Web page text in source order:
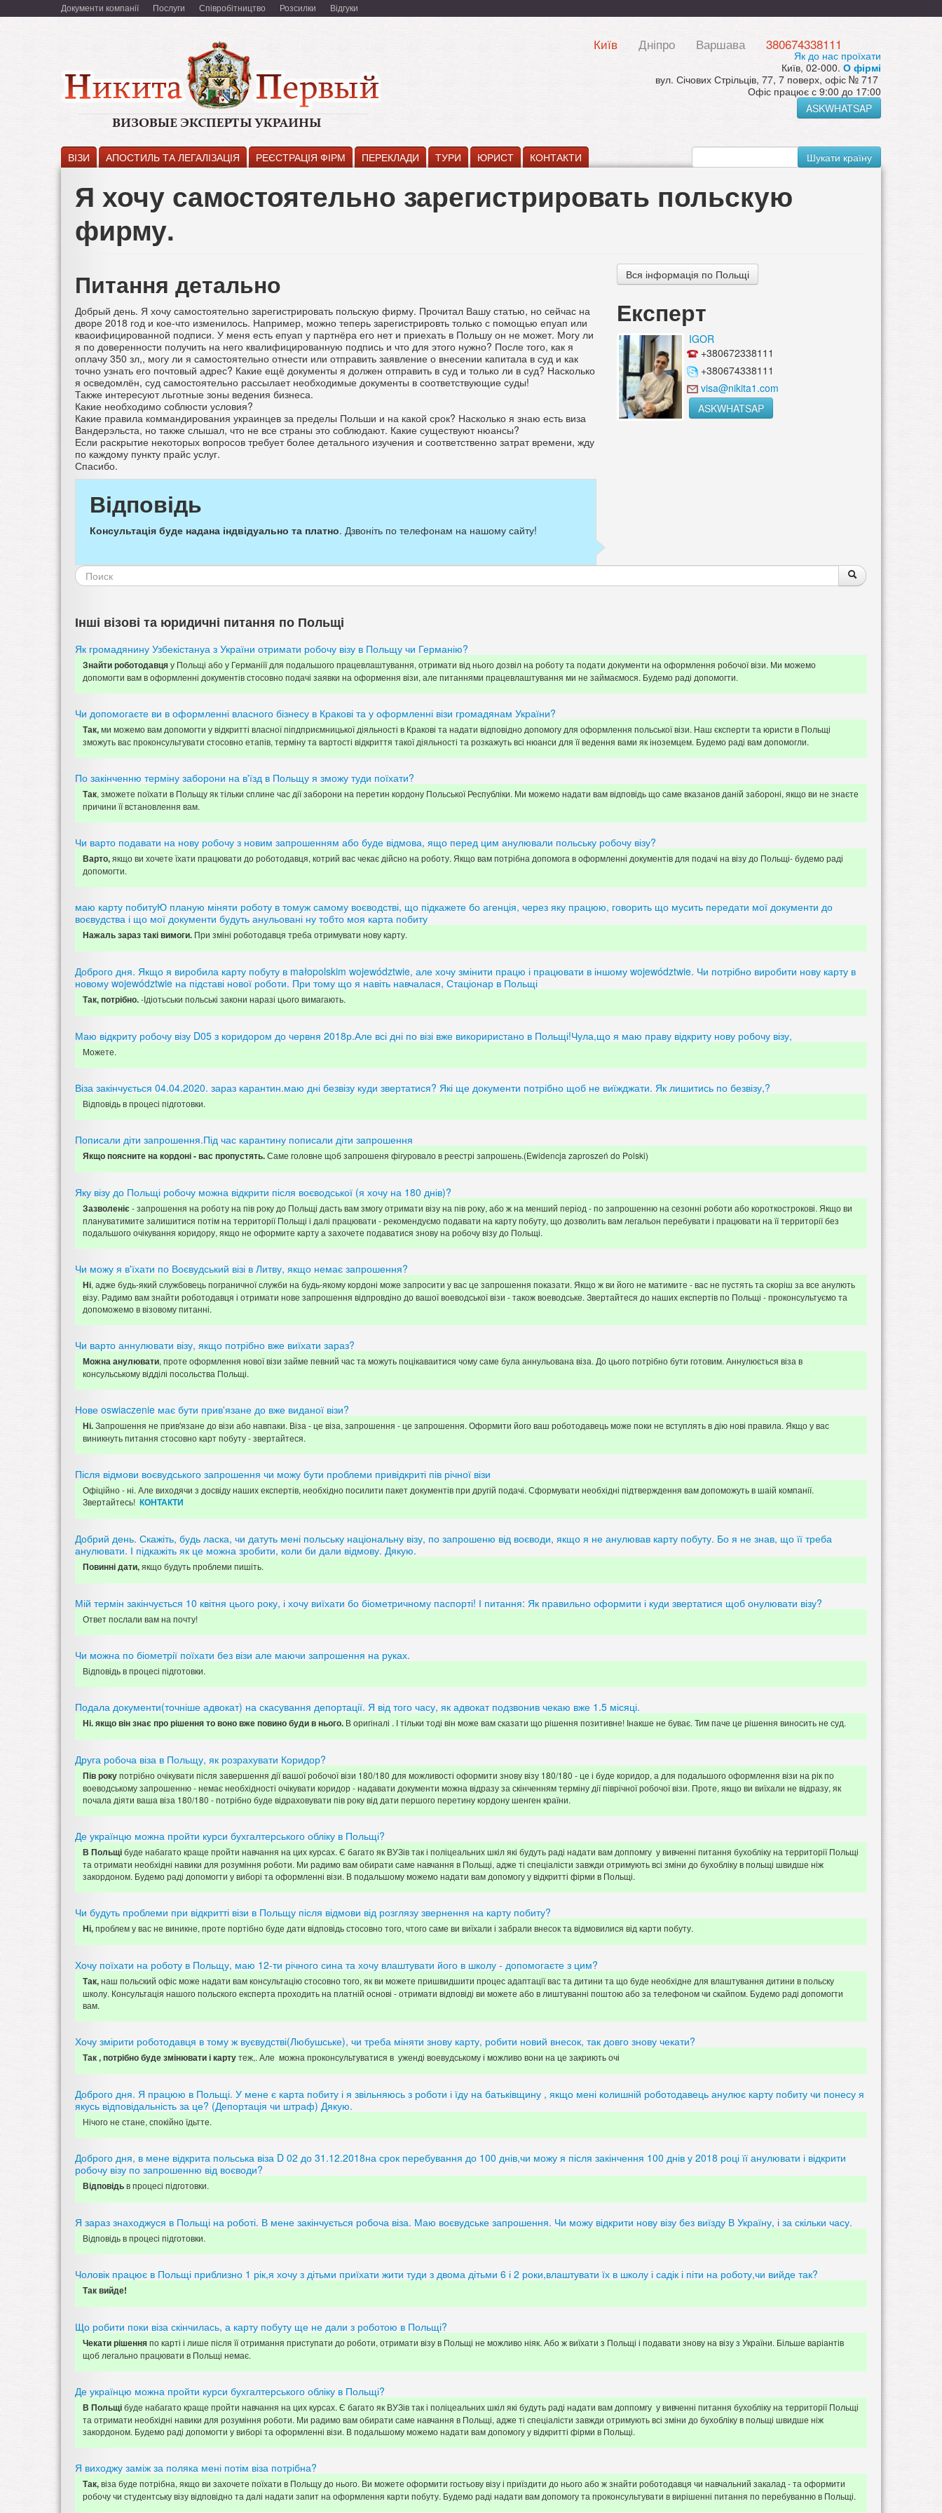
к
Документи компанії Послуги Співробітництво Розсилки Відгуки
Київ Дніпро Варшава 380674338111
Як до нас проїхати
Київ, 02-000. О фірмі
вул. Січових Стрільців, 77, 7 поверх, офіс № 717
Офіс працює с 9:00 до 17:00
ASKWHATSAP
ВІЗИ АПОСТИЛЬ ТА ЛЕГАЛІЗАЦІЯ РЕЄСТРАЦІЯ ФІРМ ПЕРЕКЛАДИ ТУРИ ЮРИСТ КОНТАКТИ Шукати країну
Я хочу самостоятельно зарегистрировать польскую
фирму.
Питання детально
Добрый день. Я хочу самостоятельно зарегистрировать польскую фирму. Прочитал Вашу статью, но сейчас на
дворе 2018 год и кое-что изменилось. Например, можно теперь зарегистрировть только с помощью епуап или
кваоифицированной подписи. У меня есть епуап у партнёра его нет и приехать в Польшу он не может. Могу ли
я по доверенности получить на него квалифицированную подпись и что для этого нужно? После того, как я
оплачу 350 зл,, могу ли я самостоятельно отнести или отправить заявление о внесении капитала в суд и как
точно узнать его почтовый адрес? Какие ещё документы я должен отправить в суд и только ли в суд? Насколько
я осведомлён, суд самостоятельно рассылает необходимые документы в соответствующие суды!
Также интересуют льготные зоны ведения бизнеса.
Какие необходимо соблюсти условия?
Какие правила коммандирования украинцев за пределы Польши и на какой срок? Насколько я знаю есть виза
Вандерэльста, но также слышал, что не все страны это соблюдают. Какие существуют нюансы?
Если раскрытие некоторых вопросов требует более детального изучения и соответственно затрат времени, жду
по каждому пункту прайс услуг.
Спасибо.
Відповідь
Консультація буде надана індвідуально та платно. Дзвоніть по телефонам на нашому сайту!
Вся інформація по Польщі
Експерт
IGOR
+380672338111
+380674338111
visa@nikita1.com
ASKWHATSAP
Форма
Поиск
Інші візові та юридичні питання по Польщі
Як громадянину Узбекістануа з України отримати робочу візу в Польщу чи Германію?
Знайти роботодавцяу Польщі або у Германіїї для подальшого працевлаштування, отримати від нього дозвіл на роботу та подати документи на оформлення робочої візи. Ми можемо
допомогти вам в оформленні документів стосовно подачі заявки на оформення візи, але питаннями працевлаштування ми не займаємося. Будемо раді допомогти.
Чи допомогаєте ви в оформленні власного бізнесу в Кракові та у оформленні візи громадянам України?
Так,ми можемо вам допомогти у відкритті власної піпдприємницької діяльності в Кракові та надати відповідно допомогу для оформлення польської візи. Наш єксперти та юристи в Польщі
зможуть вас проконсультувати стосовно етапів, терміну та вартості відкриття такої діяльності та розкажуть всі нюанси для її ведення вами як іноземцем. Будемо раді вам допомогли.
По закінченню терміну заборони на в'їзд в Польщу я зможу туди поїхати?
Так, зможете поїхати в Польщу як тільки сплине час дії заборони на перетин кордону Польської Республіки. Ми можемо надати вам відповідь що саме вказанов даній забороні, якщо ви не знаєте
причини її встановлення вам.
Чи варто подавати на нову робочу з новим запрошенням або буде відмова, ящо перед цим анулювали польську робочу візу?
Варто,якщо ви хочете їхати працювати до роботодавця, котрий вас чекає дійсно на роботу. Якщо вам потрібна допомога в оформленні документів для подачі на візу до Польщі- будемо раді
допомогти.
маю карту побитуЮ планую міняти роботу в томуж самому воєводстві, що підкажете бо агенція, через яку працюю, говорить що мусить передати мої документи до
воєвудства і що мої документи будуть анульовані ну тобто моя карта побиту
Нажаль зараз такі вимоги. При зміні роботодавця треба отримувати нову карту.
Доброго дня. Якщо я виробила карту побуту в małopolskim województwie, але хочу змінити працю і працювати в іншому województwie. Чи потрібно виробити нову карту в
новому województwie на підставі нової роботи. При тому що я навіть навчалася, Стаціонар в Польщі
Так, потрібно.-Ідіотьськи польські закони наразі цього вимагають.
Маю відкриту робочу візу D05 з коридором до червня 2018р.Але всі дні по візі вже викориристано в Польщі!Чула,що я маю праву відкриту нову робочу візу,
Можете.
Віза закінчується 04.04.2020. зараз карантин.маю дні безвізу куди звертатися? Які ще документи потрібно щоб не виїжджати. Як лишитись по безвізу,?
Відповідь в процесі підготовки.
Пописали діти запрошення.Під час карантину пописали діти запрошення
Якщо поясните на кордоні - вас пропустять.Саме головне щоб запрошеня фігуровало в реестрі запрошень.(Ewidencja zaproszeń do Polski)
Яку візу до Польщі робочу можна відкрити після воєводської (я хочу на 180 днів)?
Зазволеніє- запрошення на роботу на пів року до Польщі дасть вам змогу отримати візу на пів року, або ж на менший період - по запрошенню на сезонні роботи або короткострокові. Якщо ви
плануватимите залишитися потім на территорії Польщі і далі працювати - рекомендуємо подавати на карту побуту, що дозволить вам легальон перебувати і працювати на її территорії без
подальшого очікування коридору, якщо не оформите карту а захочете подаватися знову на робочу візу до Польщі.
Чи можу я в'їхати по Воєвудський візі в Литву, якщо немає запрошення?
Ні, адже будь-який службовець пограничної служби на будь-якому кордоні може запросити у вас це запрошення показати. Якщо ж ви його не матимите - вас не пустять та скоріш за все анулють
візу. Радимо вам знайти роботодавця і отримати нове запрошення відпровдіно до вашої воеводської візи - також воеводське. Звертайтеся до наших експертів по Польщі - проконсультуємо та
допоможемо в візовому питанні.
Чи варто аннулювати візу, якщо потрібно вже виїхати зараз?
Можна анулювати, проте оформлення нової візи займе певний час та можуть поцікаваитися чому саме була аннульована віза. До цього потрібно бути готовим. Аннулюється віза в
консульському відділі посольства Польщі.
Нове oswiaczenie має бути прив'язане до вже виданої візи?
Ні.Запрошення не прив'язане до візи або навпаки. Віза - це віза, запрошення - це запрошення. Оформити його ваш роботодавець може поки не вступлять в дію нові правила. Якщо у вас
виникнуть питання стосовно карт побуту - звертайтеся.
Після відмови воєвудського запрошення чи можу бути проблеми привідкриті пів річної візи
Офіційно - ні. Але виходячи з досвіду наших експертів, необхідно посилити пакет документів при другій подачі. Сформувати необхідні підтверждення вам допоможуть в шаій компанії.
Звертайтесь! КОНТАКТИ
Добрий день. Скажіть, будь ласка, чи датуть мені польську національну візу, по запрошеню від воєводи, якщо я не анулював карту побуту. Бо я не знав, що її треба
анулювати. І підкажіть як це можна зробити, коли би дали відмову. Дякую.
Повинні дати,якщо будуть проблеми пишіть.
Мій термін закінчується 10 квітня цього року, і хочу виїхати бо біометричному паспорті! І питання: Як правильно оформити і куди звертатися щоб онулювати візу?
Ответ послали вам на почту!
Чи можна по біометрії поїхати без візи але маючи запрошення на руках.
Відповідь в процесі підготовки.
Подала документи(точніше адвокат) на скасування депортації. Я від того часу, як адвокат подзвонив чекаю вже 1.5 місяці.
Ні. якщо він знає про рішення то воно вже повино буди в нього. В оригіналі . І тільки тоді він може вам сказати що рішення позитивне! Інакше не буває. Тим паче це рішення виносить не суд.
Друга робоча віза в Польщу, як розрахувати Коридор?
Пів рокупотрібно очікувати після завершення дії вашої робочої візи 180/180 для можливості оформити знову візу 180/180 - це і буде коридор, а для подальшого оформлення візи на рік по
воеводському запрошенню - немає необхідності очікувати коридор - надавати документи можна відразу за скінченням терміну дії піврічної робочої візи. Проте, якщо ви виїхали не відразу, як
почала діяти ваша віза 180/180 - потрібно буде відраховувати пів року від дати першого перетину кордону шенген країни.
Де українцю можна пройти курси бухгалтерського обліку в Польщі?
В Польщібуде набагато краще пройти навчання на цих курсах. Є багато як ВУЗів так і поліцеальних шкіл які будуть раді надати вам доппомгу у вивченні питання бухобліку на территорії Польщі
та отримати необхідні навики для розуміння роботи. Ми радимо вам обирати саме навчання в Польщі, адже ті спеціалісти завжди отримують всі зміни до бухобліку в польщі швидше ніж
закордоном. Будемо раді допомогти у виборі та оформленні візи. В подальшому можемо надати вам допомогу у відкритті фірми в Польщі.
Чи будуть проблеми при відкритті візи в Польщу після відмови від розглязу звернення на карту побиту?
Ні,проблем у вас не виникне, проте портібно буде дати відповідь стосовно того, чтого саме ви виїхали і забрали внесок та відмовилися від карти побуту.
Хочу поїхати на роботу в Польщу, маю 12-ти річного сина та хочу влаштувати його в школу - допомогаєте з цим?
Так,наш польский офіс може надати вам консультацію стосовно того, як ви можете пришвидшити процес адаптації вас та дитини та що буде необхідне для влаштування дитини в польску
школу. Консультація нашого польского експерта проходить на платній основі - отримати відповіді ви можете або в лиштуванні поштою або за телефоном чи скайпом. Будемо раді допомогти
вам.
Хочу змірити роботодавця в тому ж вуєвудстві(Любушське), чи треба міняти знову карту, робити новий внесок, так довго знову чекати?
Так , потрібно буде змінювати і картутеж,. Але можна проконсультуватися в уженді воевудському і можливо вони на це закриють очі
Доброго дня. Я працюю в Польщі. У мене є карта побиту і я звільняюсь з роботи і їду на батьківщину , якщо мені колишній роботодавець анулює карту побиту чи понесу я
якусь відповідальність за це? (Депортація чи штраф) Дякую.
Нічого не стане, спокійно їдьтте.
Доброго дня, в мене відкрита польська віза D 02 до 31.12.2018на срок перебування до 100 днів,чи можу я після закінчення 100 днів у 2018 році її анулювати і відкрити
робочу візу по запрошенню від воєводи?
Відповідьв процесі підготовки.
Я зараз знаходжуся в Польщі на роботі. В мене закінчується робоча віза. Маю воєвудське запрошення. Чи можу відкрити нову візу без виїзду В Україну, і за скільки часу.
Відповідь в процесі підготовки.
Чоловік працює в Польщі приблизно 1 рік,я хочу з дітьми приїхати жити туди з двома дітьми 6 і 2 роки,влаштувати їх в школу і садік і піти на роботу,чи вийде так?
Так вийде!
Що робити поки віза скінчилась, а карту побуту ще не дали з роботою в Польщі?
Чекати рішенняпо карті і лише після її отримання приступати до роботи, отримати візу в Польщі не можливо ніяк. Або ж виїхати з Польщі і подавати знову на візу з України. Більше варіантів
щоб легально працювати в Польщі немає.
Де українцю можна пройти курси бухгалтерського обліку в Польщі?
В Польщібуде набагато краще пройти навчання на цих курсах. Є багато як ВУЗів так і поліцеальних шкіл які будуть раді надати вам доппомгу у вивченні питання бухобліку на территорії Польщі
та отримати необхідні навики для розуміння роботи. Ми радимо вам обирати саме навчання в Польщі, адже ті спеціалісти завжди отримують всі зміни до бухобліку в польщі швидше ніж
закордоном. Будемо раді допомогти у виборі та оформленні візи. В подальшому можемо надати вам допомогу у відкритті фірми в Польщі.
Я виходжу заміж за поляка мені потім віза потрібна?
Так,віза буде потрібна, якщо ви захочете поїхати в Польщу до нього. Ви можете оформити гостьову візу і приїздити до нього або ж знайти роботодавця чи навчальний закалад - та оформити
робочу чи студентську візу відповідно та далі надати запит на оформлення карти побуту. Будемо раді надати вам допомогу та проконсультувати в вирішенні питання по перебуванню в Польщі.